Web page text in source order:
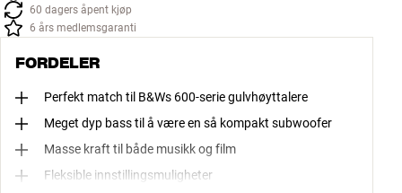
60 dagers åpent kjøp
6 års medlemsgaranti
FORDELER
Perfekt match til B&Ws 600-serie gulvhøyttalere
Meget dyp bass til å være en så kompakt subwoofer
Masse kraft til både musikk og film
Fleksible innstillingsmuligheter